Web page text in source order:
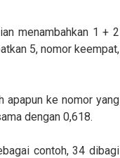
menambahkan 1 + 2
5, nomor keempat,
apapun ke nomor yang
dengan 0,618.
contoh, 34 dibagi